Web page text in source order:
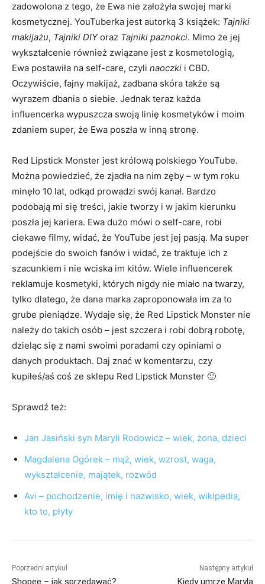
zadowolona z tego, że Ewa nie założyła swojej marki
kosmetycznej. YouTuberka jest autorką 3 książek: Tajniki
makijażu, Tajniki DIYoraz Tajniki paznokci. Mimo że jej
wykształcenie również związane jest z kosmetologią,
Ewa postawiła na self-care, czyli naoczki i CBD.
Oczywiście, fajny makijaż, zadbana skóra także są
wyrazem dbania o siebie. Jednak teraz każda
influencerka wypuszcza swoją linię kosmetyków i moim
zdaniem super, że Ewa poszła w inną stronę.
Red Lipstick Monster jest królową polskiego YouTube.
Można powiedzieć, że zjadła na nim zęby – w tym roku
minęło 10 lat, odkąd prowadzi swój kanał. Bardzo
podobają mi się treści, jakie tworzy i w jakim kierunku
poszła jej kariera. Ewa dużo mówi o self-care, robi
ciekawe filmy, widać, że YouTube jest jej pasją. Ma super
podejście do swoich fanów i widać, że traktuje ich z
szacunkiem i nie wciska im kitów. Wiele influencerek
reklamuje kosmetyki, których nigdy nie miało na twarzy,
tylko dlatego, że dana marka zaproponowała im za to
grube pieniądze. Wydaje się, że Red Lipstick Monster nie
należy do takich osób – jest szczera i robi dobrą robotę,
dzieląc się z nami swoimi poradami czy opiniami o
danych produktach. Daj znać w komentarzu, czy
kupiłeś/aś coś ze sklepu Red Lipstick Monster 🙂
Sprawdź też:
Jan Jasiński syn Maryli Rodowicz – wiek, żona, dzieci
Magdalena Ogórek – mąż, wiek, wzrost, waga,
wykształcenie, majątek, rozwód
Avi – pochodzenie, imię i nazwisko, wiek, wikipedia,
kto to, płyty
Poprzedni artykuł
Shopee – jak sprzedawać?
Następny artykuł
Kiedy umrze Maryla